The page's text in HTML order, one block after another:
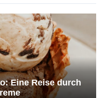
Eine Reise durch